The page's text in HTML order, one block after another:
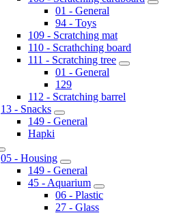
01 - General
94 - Toys
109 - Scratching mat
110 - Scrathching board
111 - Scratching tree
01 - General
129
112 - Scratching barrel
13 - Snacks
149 - General
Hapki
05 - Housing
149 - General
45 - Aquarium
06 - Plastic
27 - Glass